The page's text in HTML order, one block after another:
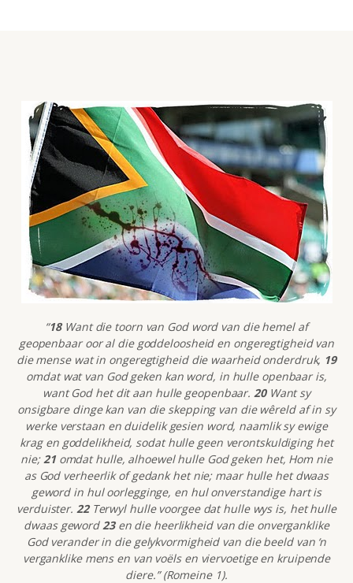
“18Want die toorn van God word van die hemel af
geopenbaar oor al die goddeloosheid en ongeregtigheid van
die mense wat in ongeregtigheid die waarheid onderdruk, 19
omdat wat van God geken kan word, in hulle openbaar is,
want God het dit aan hulle geopenbaar.20Want sy
onsigbare dinge kan van die skepping van die wêreld af in sy
werke verstaan en duidelik gesien word, naamlik sy ewige
krag en goddelikheid, sodat hulle geen verontskuldiging het
nie;21omdat hulle, alhoewel hulle God geken het, Hom nie
as God verheerlik of gedank het nie; maar hulle het dwaas
geword in hul oorlegginge, en hul onverstandige hart is
verduister. 22Terwyl hulle voorgee dat hulle wys is, het hulle
dwaas geword23en die heerlikheid van die onverganklike
God verander in die gelykvormigheid van die beeld van ‘n
verganklike mens en van voëls en viervoetige en kruipende
diere.” (Romeine 1).